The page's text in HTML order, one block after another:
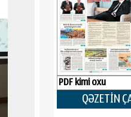
PDF kimi oxu
QƏZETİN